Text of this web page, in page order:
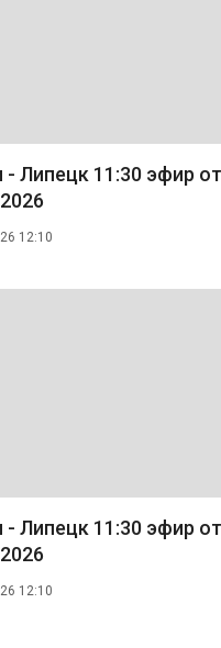
- Липецк 11:30 эфир от
12:10
- Липецк 11:30 эфир от
12:10